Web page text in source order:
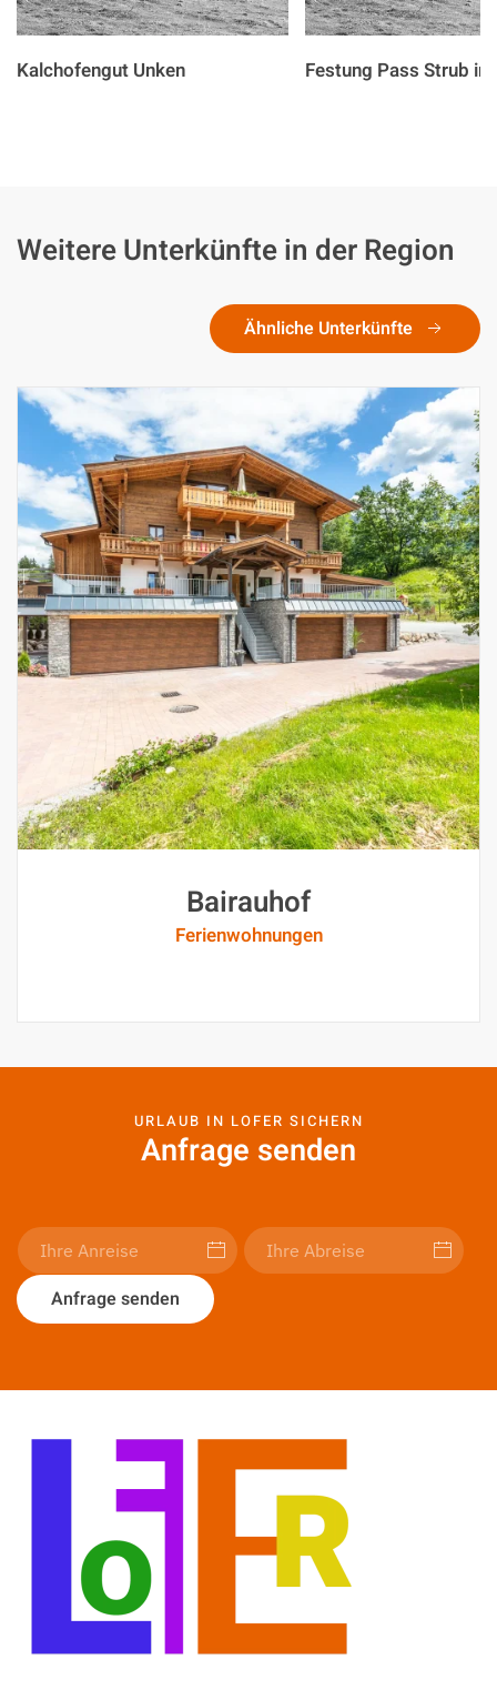
Kalchofengut Unken Festung Pass Strub in
Weitere Unterkünfte in der Region
Ähnliche Unterkünfte
Bairauhof
Ferienwohnungen
URLAUB IN LOFER SICHERN
Anfrage senden
Anfrage senden